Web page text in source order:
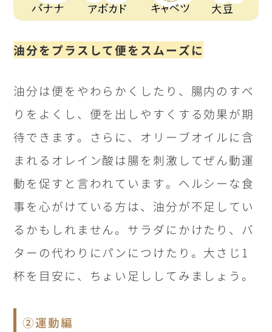
油分をプラスして便をスムーズに
油分は便をやわらかくしたり、腸内のすべ
りをよくし、便を出しやすくする効果が期
待できます。さらに、オリーブオイルに含
まれるオレイン酸は腸を刺激してぜん動運
動を促すと言われています。ヘルシーな食
事を心がけている方は、油分が不足してい
るかもしれません。サラダにかけたり、バ
ターの代わりにパンにつけたり。大さじ 1
杯を目安に、ちょい足ししてみましょう。
②運動編